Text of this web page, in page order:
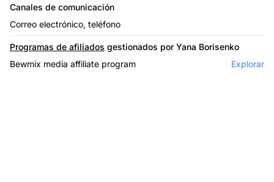
Canales de comunicación
Correo electrónico, teléfono
Programas de afiliados gestionados por Yana Borisenko
Bewmix media affiliate program
Explorar